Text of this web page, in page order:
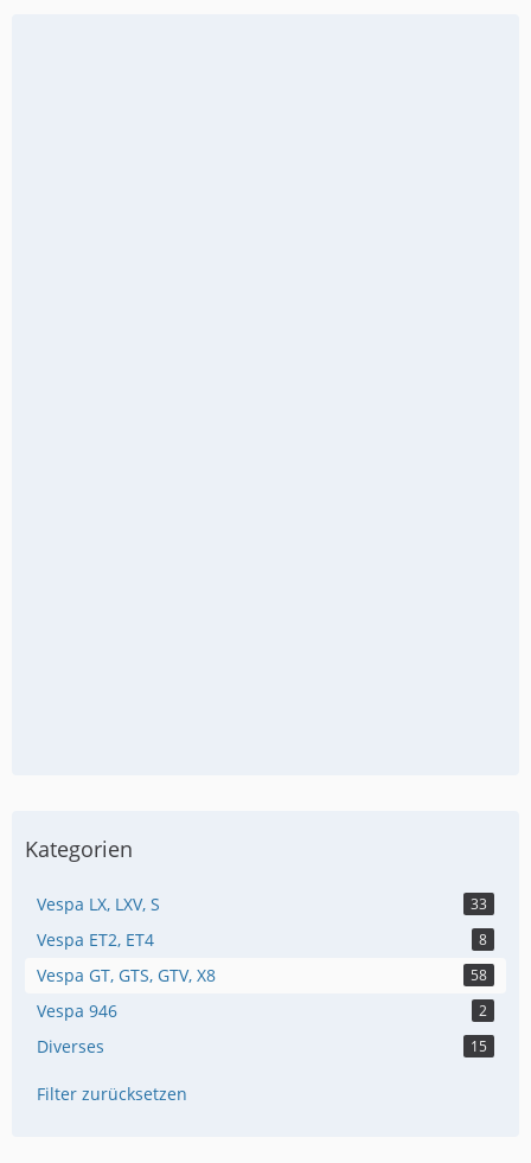
Kategorien
Vespa LX, LXV, S 33
Vespa ET2, ET4 8
Vespa GT, GTS, GTV, X8 58
Vespa 946 2
Diverses 15
Filter zurücksetzen